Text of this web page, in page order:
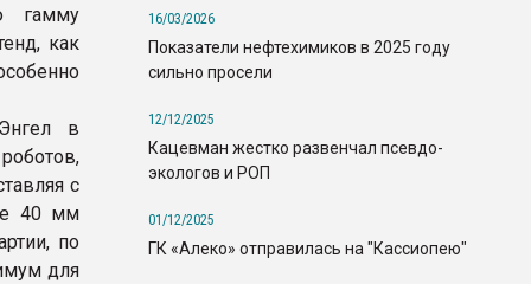
гамму
как
в
с
40 мм
по
для
16/03/2026
Показатели нефтехимиков в 2025 году
сильно просели
12/12/2025
Кацевман жестко развенчал псевдо-
экологов и РОП
01/12/2025
ГК «Алеко» отправилась на "Кассиопею"